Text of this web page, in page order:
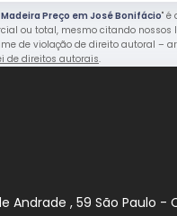
Preço em José Bonifácio" é
ou total, mesmo citando nossos
de violação de direito autoral –
de direitos autorais.
Andrade , 59 São Paulo -